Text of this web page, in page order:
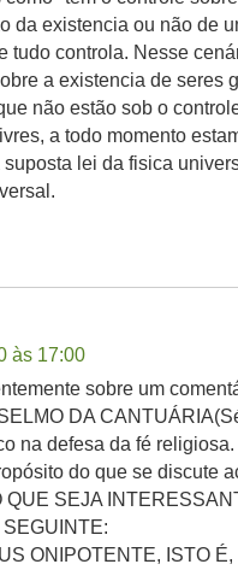
da existencia ou não de
tudo controla. Nesse
a existencia de seres
não estão sob o
a todo momento
lei da fisica
às 17:00
sobre um
DA
na defesa da fé
do que se discute
QUE SEJA
ONIPOTENTE, ISTO